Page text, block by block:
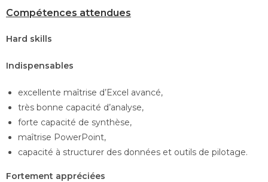
Compétences attendues
Hard skills
Indispensables
excellente maîtrise d’Excel avancé,
très bonne capacité d’analyse,
forte capacité de synthèse,
maîtrise PowerPoint,
capacité à structurer des données et outils de pilotage.
Fortement appréciées